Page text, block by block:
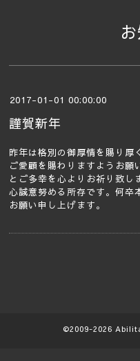
2017-01-01 00:00:00
謹賀新年
昨年は格別の御厚情を賜り厚
ご愛顧を賜わりますようお願
とご多幸を心よりお祈り致し
心誠意努める所存です。何卒
お願い申し上げます。
©2009-2026